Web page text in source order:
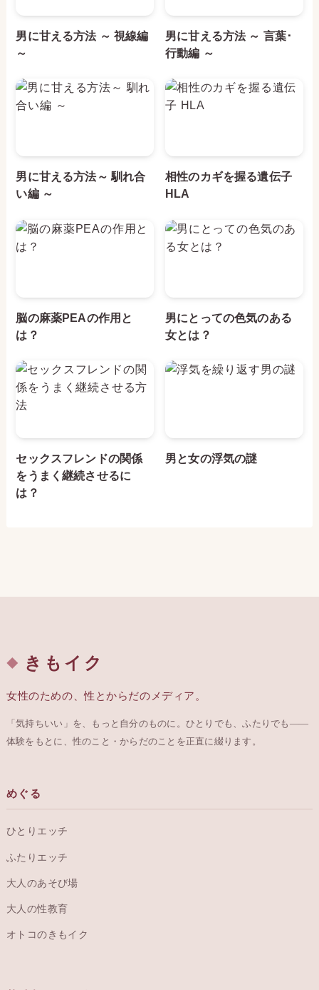
男に甘える方法 ～ 視線編
～
男に甘える方法 ～ 言葉･
行動編 ～
男に甘える方法～ 馴れ合
い編 ～
相性のカギを握る遺伝子
HLA
脳の麻薬PEAの作用と
は？
男にとっての色気のある
女とは？
セックスフレンドの関係
をうまく継続させるに
は？
男と女の浮気の謎
きもイク
女性のための、性とからだのメディア。
「気持ちいい」を、もっと自分のものに。ひとりでも、ふたりでも——
体験をもとに、性のこと・からだのことを正直に綴ります。
めぐる
ひとりエッチ
ふたりエッチ
大人のあそび場
大人の性教育
オトコのきもイク